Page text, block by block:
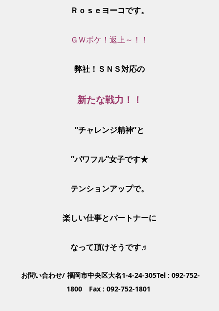
Ｒｏｓｅヨーコです。
ＧＷボケ！返上～！！
弊社！ＳＮＳ対応の
新たな戦力！！
”チャレンジ精神”と
”パワフル”女子です★
テンションアップで。
楽しい仕事とパートナーに
なって頂けそうです♬
お問い合わせ/ 福岡市中央区大名1-4-24-305Tel : 092-752-
1800 Fax : 092-752-1801